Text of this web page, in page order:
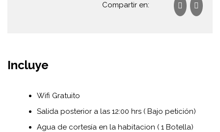
Compartir en:
Incluye
Wifi Gratuito
Salida posterior a las 12:00 hrs ( Bajo petición)
Agua de cortesía en la habitacion ( 1 Botella)